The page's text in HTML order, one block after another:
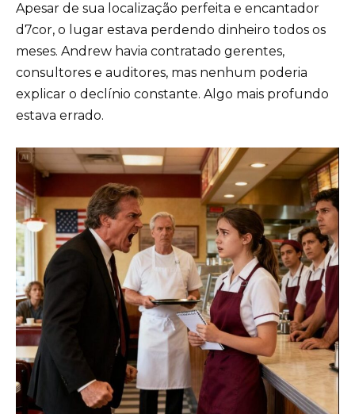
Apesar de sua localização perfeita e encantador
d7cor, o lugar estava perdendo dinheiro todos os
meses. Andrew havia contratado gerentes,
consultores e auditores, mas nenhum poderia
explicar o declínio constante. Algo mais profundo
estava errado.